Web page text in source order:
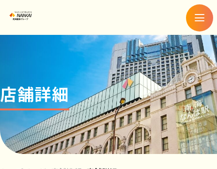
メ
ニ
ュ
ー
店舗詳細